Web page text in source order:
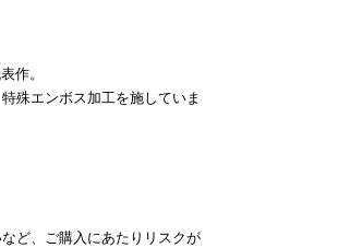
作。
殊エンボス加工を施していま
ど、ご購入にあたりリスクが